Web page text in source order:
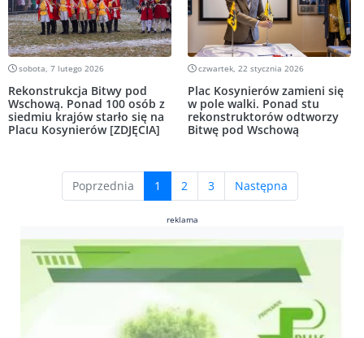
sobota, 7 lutego 2026
Rekonstrukcja Bitwy pod
Wschową. Ponad 100 osób z
siedmiu krajów starło się na
Placu Kosynierów [ZDJĘCIA]
czwartek, 22 stycznia 2026
Plac Kosynierów zamieni się
w pole walki. Ponad stu
rekonstruktorów odtworzy
Bitwę pod Wschową
Poprzednia 1 (current)
2 3 Następna
reklama